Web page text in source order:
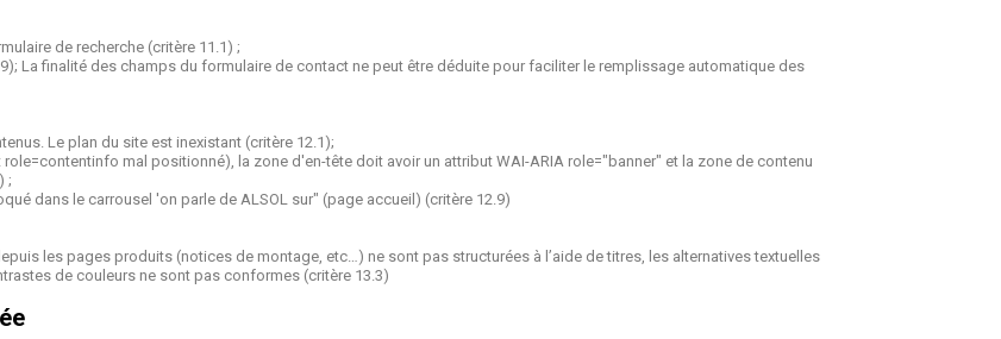
de recherche (critère 11.1) ;
La finalité des champs du formulaire de contact ne peut être déduite pour faciliter le remplissage automatique des
Le plan du site est inexistant (critère 12.1);
mal positionné), la zone d'en-tête doit avoir un attribut WAI-ARIA role="banner" et la zone de contenu
;
dans le carrousel 'on parle de ALSOL sur" (page accueil) (critère 12.9)
les pages produits (notices de montage, etc…) ne sont pas structurées à l’aide de titres, les alternatives textuelles
de couleurs ne sont pas conformes (critère 13.3)